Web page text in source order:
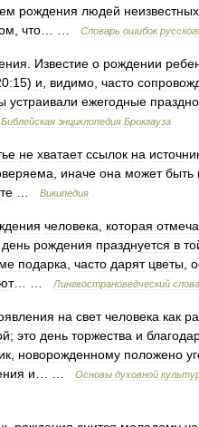
рождения людей неизвестных
что Словарь ошибок
Известие о рождении
) и видимо часто
устраивали ежегодные
Библейская энциклопедия Брокгауза
не хватает ссылок на
иначе она может быть
Википедия
человека которая
день рождения празднуется в
подарка часто дарят цветы
… … Лингвострановедческий
на свет человека как
; это день торжества и
новорожденному положено
и Основы духовной